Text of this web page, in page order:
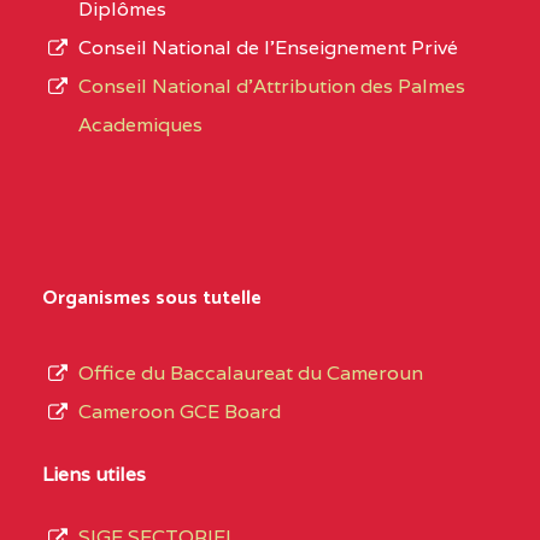
CENTRE
COLLEGE PRIVE
CENTRE
COLLEGE PRIVE LAIC
SAINT MICHEL
L’offre
d’éducation
de
du
Diplômes
Conseil National de l’Enseignement Privé
Conseil National d'Attribution des Palmes
Academiques
Organismes sous tutelle
Office du Baccalaureat du Cameroun
Cameroon GCE Board
Liens utiles